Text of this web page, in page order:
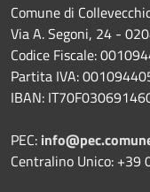
Comune di
Via A. Segoni, 24 -
Codice Fiscale:
Partita IVA:
IBAN:
PEC:
Centralino Unico: +39